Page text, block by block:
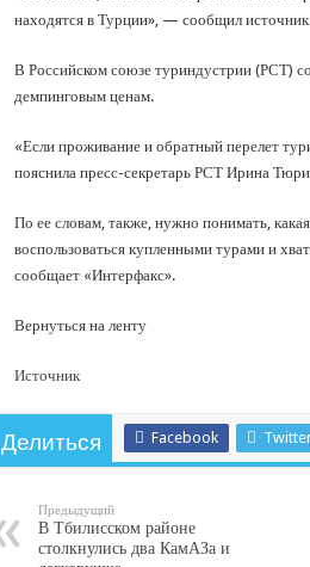
находятся в Турции», — сообщил источник
В Российском союзе туриндустрии (РСТ)
демпинговым ценам.
«Если проживание и обратный перелет
пояснила пресс-секретарь РСТ Ирина
По ее словам, также, нужно понимать,
воспользоваться купленными турами и
сообщает «Интерфакс».
Вернуться на ленту
Источник
Делиться Facebook
Предыдущий
В Тбилисском районе
столкнулись два КамАЗа и